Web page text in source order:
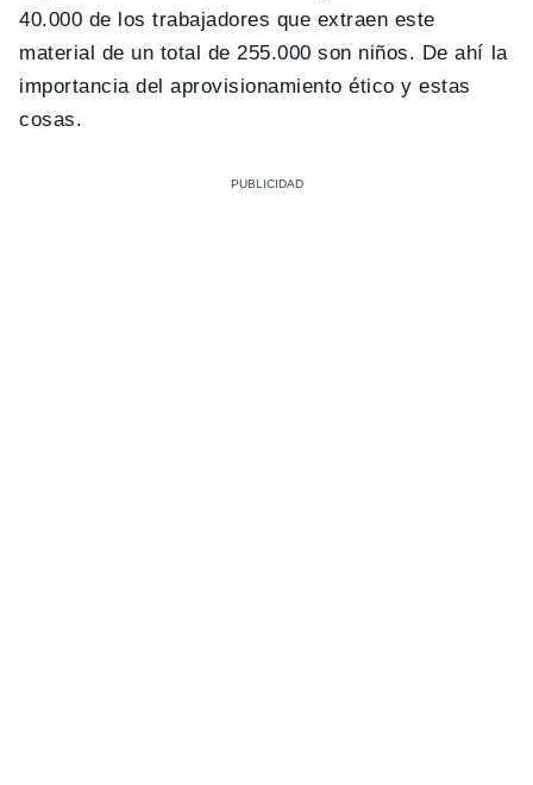
40.000 de los trabajadores que extraen este
material de un total de 255.000 son niños. De ahí la
importancia del aprovisionamiento ético y estas
cosas.